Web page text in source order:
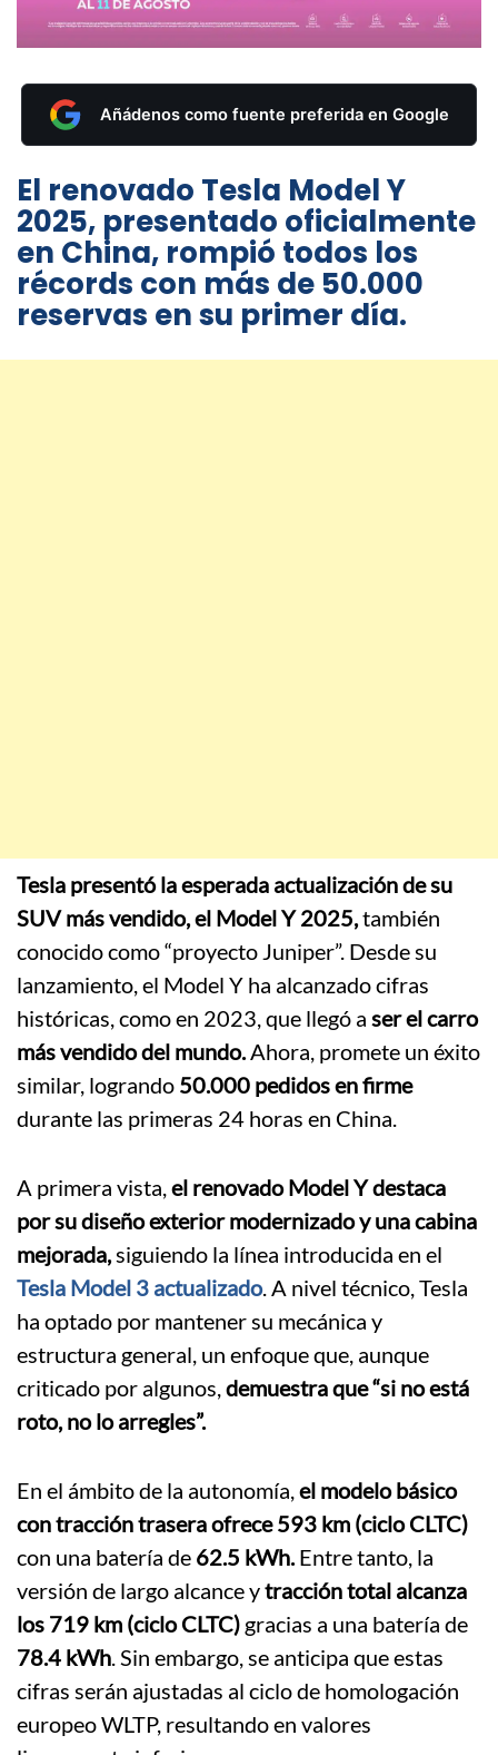
Añádenos como fuente preferida en Google
El renovado Tesla Model Y
2025, presentado oficialmente
en China, rompió todos los
récords con más de 50.000
reservas en su primer día.
Tesla presentó la esperada actualización de su
SUV más vendido, el Model Y 2025,también
conocido como “proyecto Juniper”. Desde su
lanzamiento, el Model Y ha alcanzado cifras
históricas, como en 2023, que llegó a ser el carro
más vendido del mundo.Ahora, promete un éxito
similar, logrando 50.000 pedidos en firme
durante las primeras 24 horas en China.
A primera vista,el renovado Model Y destaca
por su diseño exterior modernizado y una cabina
mejorada,siguiendo la línea introducida en el
Tesla Model 3 actualizado. A nivel técnico, Tesla
ha optado por mantener su mecánica y
estructura general, un enfoque que, aunque
criticado por algunos,demuestra que “si no está
roto, no lo arregles”.
En el ámbito de la autonomía,el modelo básico
con tracción trasera ofrece 593 km (ciclo CLTC)
con una batería de 62.5 kWh.Entre tanto, la
versión de largo alcance ytracción total alcanza
los 719 km (ciclo CLTC) gracias a una batería de
78.4 kWh. Sin embargo, se anticipa que estas
cifras serán ajustadas al ciclo de homologación
europeo WLTP, resultando en valores